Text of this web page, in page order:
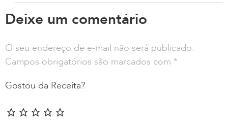
Deixe um comentário
O seu endereço de e-mail não será publicado.
Campos obrigatórios são marcados com *
Gostou da Receita?